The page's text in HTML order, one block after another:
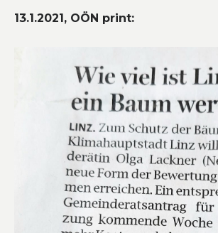
13.1.2021, OÖN print: